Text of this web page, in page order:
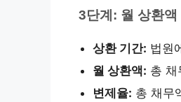
3단계: 월 상환액
상환 기간: 법원
월 상환액: 총 채
변제율: 총 채무